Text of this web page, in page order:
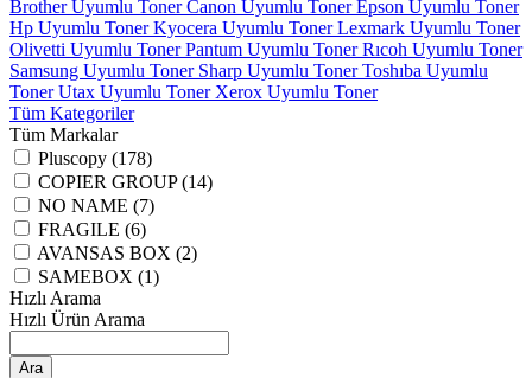
Brother Uyumlu Toner Canon Uyumlu Toner Epson Uyumlu Toner
Hp Uyumlu Toner Kyocera Uyumlu Toner Lexmark Uyumlu Toner
Olivetti Uyumlu Toner Pantum Uyumlu Toner Rıcoh Uyumlu Toner
Samsung Uyumlu Toner Sharp Uyumlu Toner Toshıba Uyumlu
Toner Utax Uyumlu Toner Xerox Uyumlu Toner
Tüm Kategoriler
Tüm Markalar
Pluscopy (178)
COPIER GROUP (14)
NO NAME (7)
FRAGILE (6)
AVANSAS BOX (2)
SAMEBOX (1)
Hızlı Arama
Hızlı Ürün Arama
Ara